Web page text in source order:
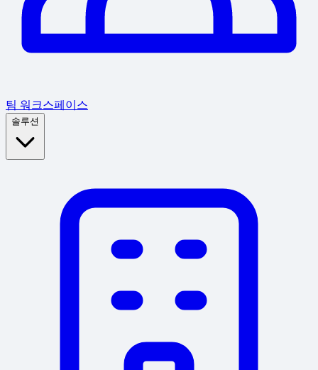
팀 워크스페이스
솔루션